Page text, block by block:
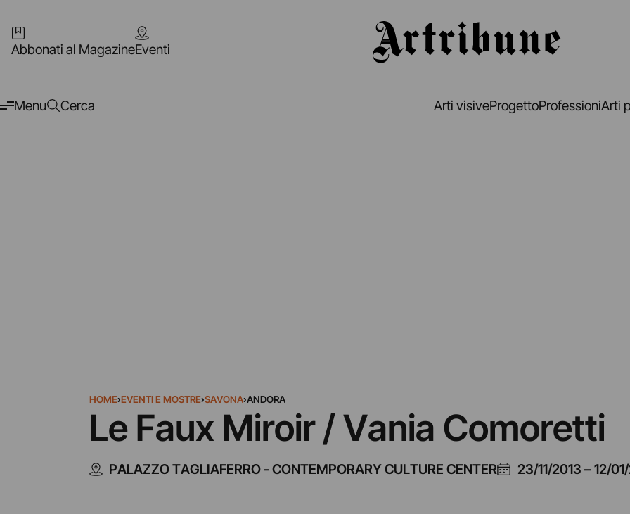
Abbonati al MagazineEventi
Menu Cerca Arti visiveProgettoProfessioniArti
HOME›EVENTI E MOSTRE›SAVONA›ANDORA
Le Faux Miroir / Vania Comoretti
PALAZZO TAGLIAFERRO - CONTEMPORARY CULTURE CENTER 23/11/2013 –12/